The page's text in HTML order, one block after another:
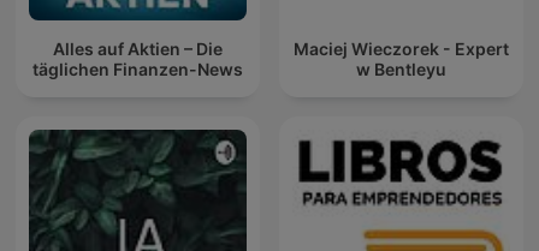
Alles auf Aktien – Die
täglichen Finanzen-News
Maciej Wieczorek - Expert
w Bentleyu